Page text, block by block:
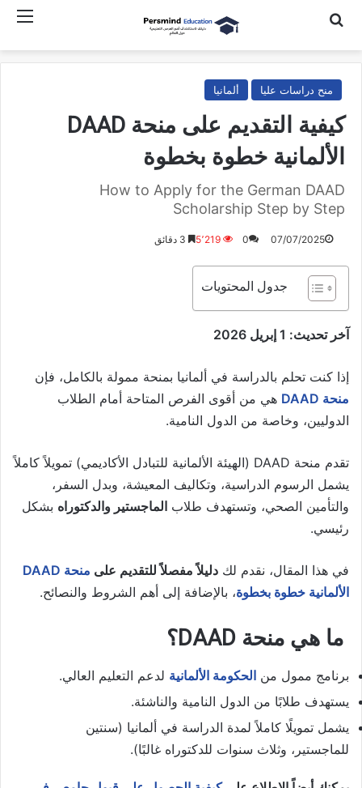
عن
منح دراسات عليا ألمانيا
كيفية التقديم على منحة DAAD
الألمانية خطوة بخطوة
How to Apply for the German DAAD
Scholarship Step by Step
07/07/2025
0
جدول المحتويات
آخر تحديث: 1 إبريل 2026
إذا كنت تحلم بالدراسة في ألمانيا بمنحة ممولة بالكامل، فإن
منحة DAAD
هي من أقوى الفرص المتاحة أمام الطلاب
الدوليين، وخاصة من الدول النامية.
تقدم منحة DAAD (الهيئة الألمانية للتبادل الأكاديمي) تمويلاً كاملاً
يشمل الرسوم الدراسية، وتكاليف المعيشة، وبدل السفر،
والتأمين الصحي، وتستهدف طلاب الماجستير والدكتوراه بشكل
رئيسي.
في هذا المقال، نقدم لك دليلاً مفصلاً للتقديم على
منحة DAAD
الألمانية خطوة بخطوة، بالإضافة إلى أهم الشروط والنصائح.
ما هي منحة DAAD؟
برنامج ممول من الحكومة الألمانية لدعم التعليم العالي.
يستهدف طلابًا من الدول النامية والناشئة.
يشمل تمويلًا كاملاً لمدة الدراسة في ألمانيا (سنتين
للماجستير، وثلاث سنوات للدكتوراه غالبًا).